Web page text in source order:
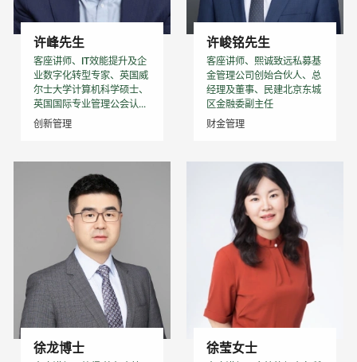
许峰先生
客座讲师、IT效能提升及企
业数字化转型专家、英国威
尔士大学计算机科学硕士、
英国国际专业管理公会认...
创新管理
许峻铭先生
客座讲师、熙诚致远私募基
金管理公司创始合伙人、总
经理及董事、民建北京东城
区金融委副主任
财金管理
徐龙博士 徐莹女士